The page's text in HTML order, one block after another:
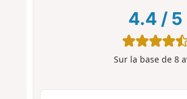
4.4 / 5
Sur la base de 8